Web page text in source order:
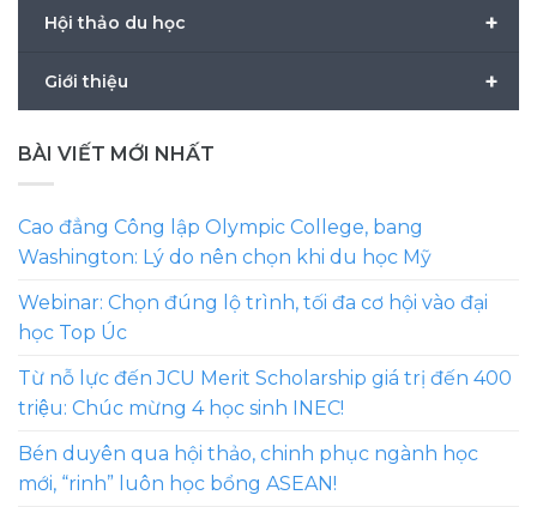
+
Hội thảo du học
+
Giới thiệu
BÀI VIẾT MỚI NHẤT
Cao đẳng Công lập Olympic College, bang
Washington: Lý do nên chọn khi du học Mỹ
Webinar: Chọn đúng lộ trình, tối đa cơ hội vào đại
học Top Úc
Từ nỗ lực đến JCU Merit Scholarship giá trị đến 400
triệu: Chúc mừng 4 học sinh INEC!
Bén duyên qua hội thảo, chinh phục ngành học
mới, “rinh” luôn học bổng ASEAN!